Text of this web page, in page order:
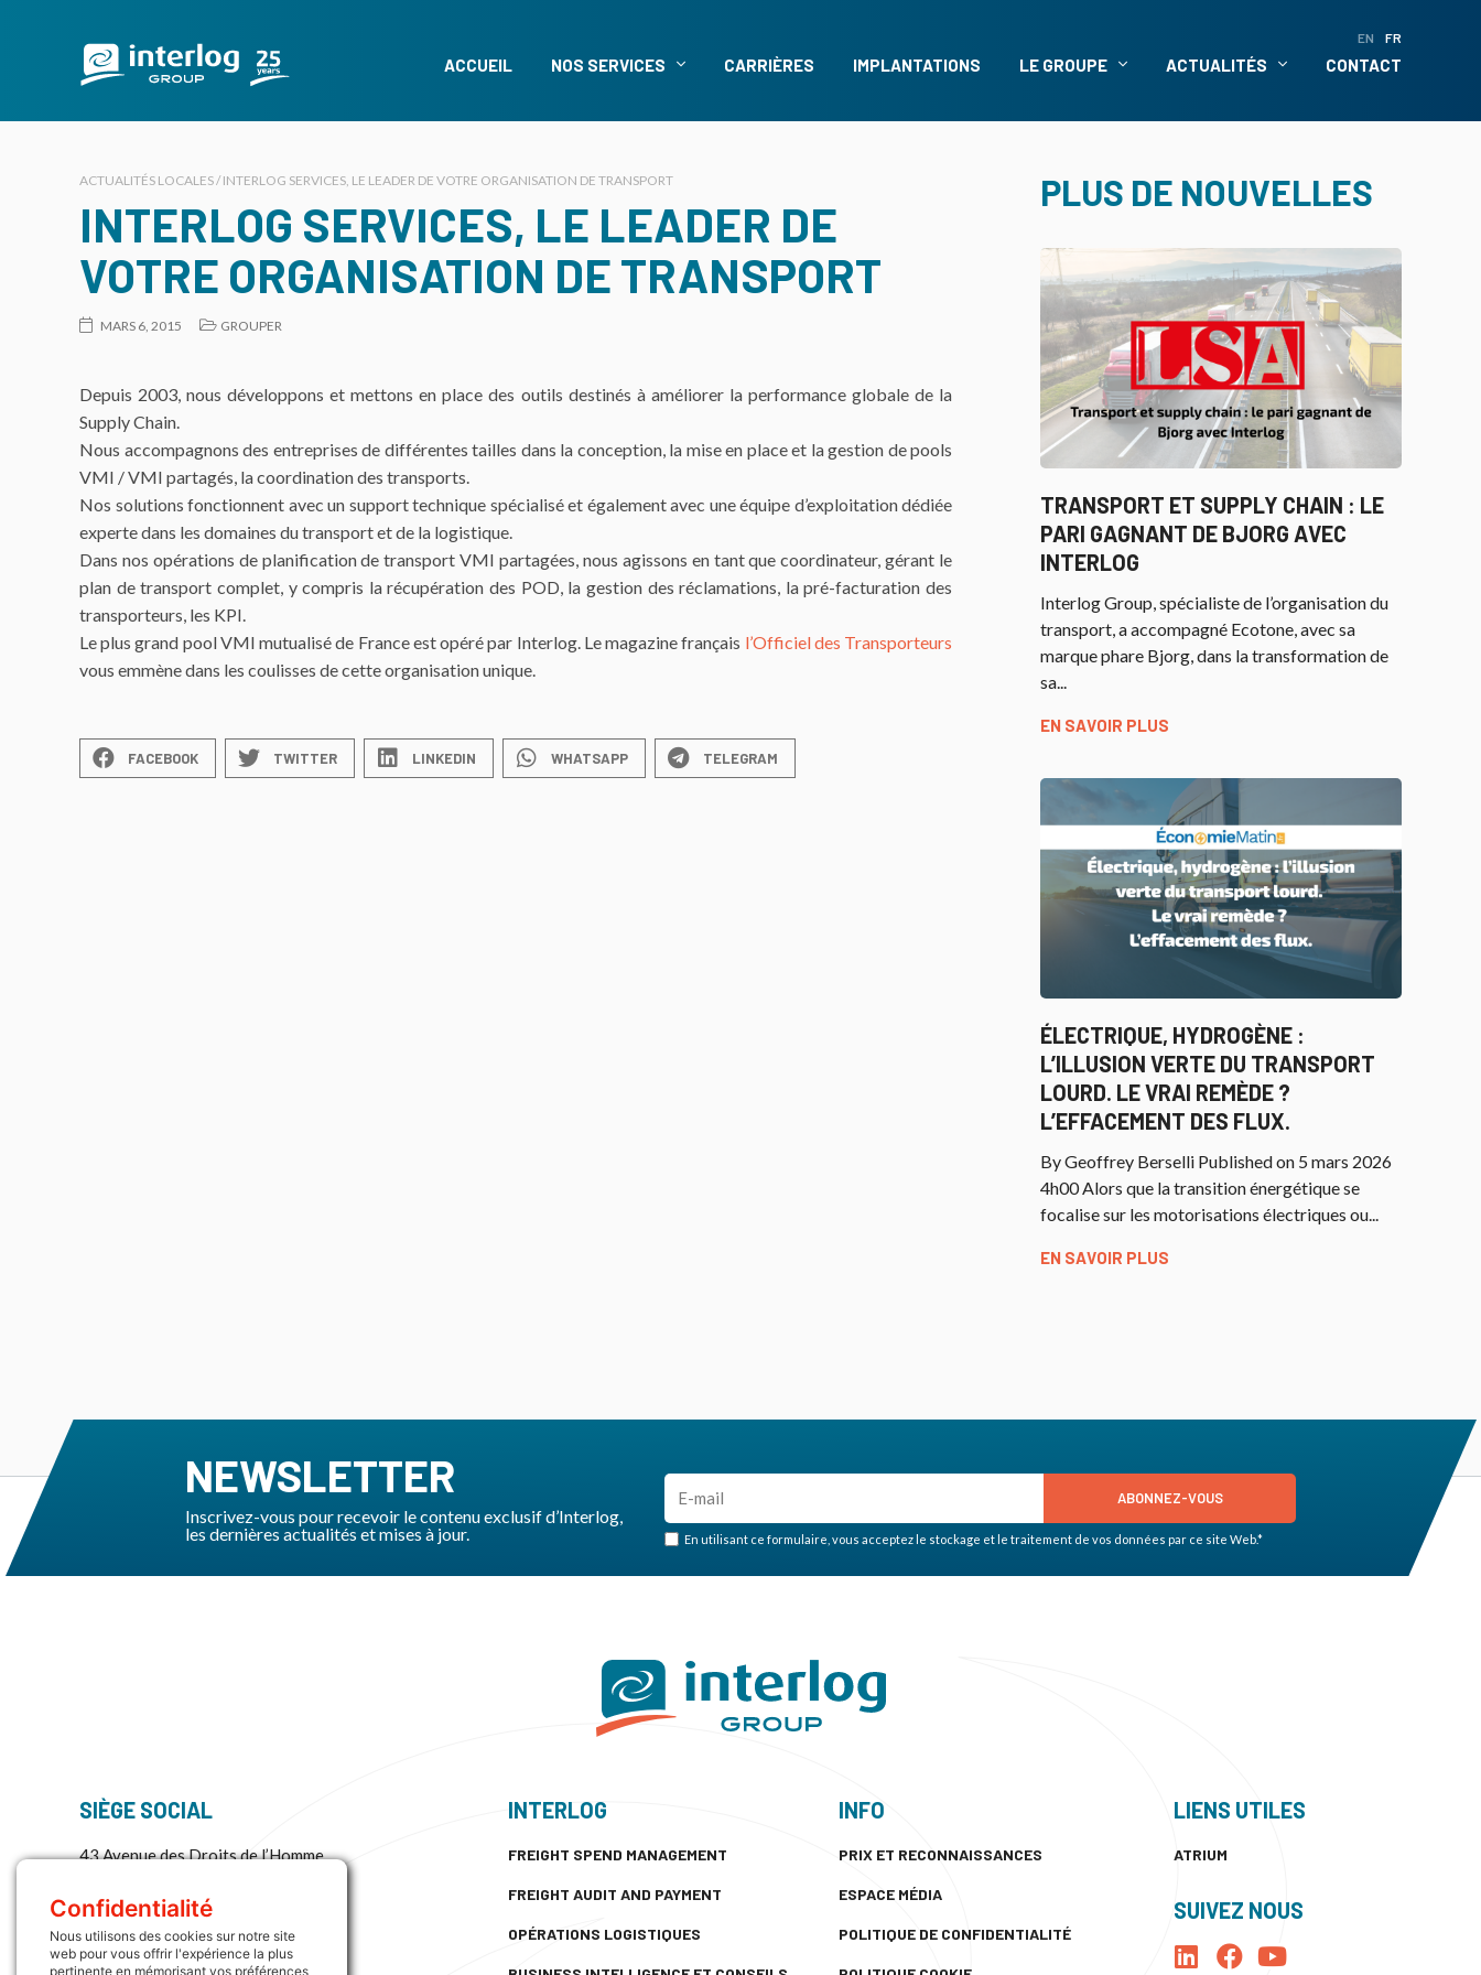
EN FR
ACCUEIL NOS SERVICES CARRIÈRES IMPLANTATIONS LE GROUPE ACTUALITÉS CONTACT
ACTUALITÉS LOCALES / INTERLOG SERVICES, LE LEADER DE VOTRE ORGANISATION DE TRANSPORT
INTERLOG SERVICES, LE LEADER DE
VOTRE ORGANISATION DE TRANSPORT
MARS 6, 2015 GROUPER
Depuis 2003, nous développons et mettons en place des outils destinés à améliorer la performance globale de la
Supply Chain.
Nous accompagnons des entreprises de différentes tailles dans la conception, la mise en place et la gestion de pools
VMI / VMI partagés, la coordination des transports.
Nos solutions fonctionnent avec un support technique spécialisé et également avec une équipe d’exploitation dédiée
experte dans les domaines du transport et de la logistique.
Dans nos opérations de planification de transport VMI partagées, nous agissons en tant que coordinateur, gérant le
plan de transport complet, y compris la récupération des POD, la gestion des réclamations, la pré-facturation des
transporteurs, les KPI.
Le plus grand pool VMI mutualisé de France est opéré par Interlog. Le magazine français l’Officiel des Transporteurs
vous emmène dans les coulisses de cette organisation unique.
FACEBOOK TWITTER LINKEDIN WHATSAPP TELEGRAM
PLUS DE NOUVELLES
TRANSPORT ET SUPPLY CHAIN : LE
PARI GAGNANT DE BJORG AVEC
INTERLOG
Interlog Group, spécialiste de l’organisation du
transport, a accompagné Ecotone, avec sa
marque phare Bjorg, dans la transformation de
sa...
EN SAVOIR PLUS
ÉLECTRIQUE, HYDROGÈNE :
L’ILLUSION VERTE DU TRANSPORT
LOURD. LE VRAI REMÈDE ?
L’EFFACEMENT DES FLUX.
By Geoffrey Berselli Published on 5 mars 2026
4h00 Alors que la transition énergétique se
focalise sur les motorisations électriques ou...
EN SAVOIR PLUS
NEWSLETTER
Inscrivez-vous pour recevoir le contenu exclusif d’Interlog,
les dernières actualités et mises à jour.
En utilisant ce formulaire, vous acceptez le stockage et le traitement de vos données par ce site Web.*
ABONNEZ-VOUS
SIÈGE SOCIAL
43 Avenue des Droits de l’Homme
La France
Plus d’informations :
+33 (0) 2 38 73 64 33
INTERLOG
FREIGHT SPEND MANAGEMENT
FREIGHT AUDIT AND PAYMENT
OPÉRATIONS LOGISTIQUES
INFO
PRIX ET RECONNAISSANCES
ESPACE MÉDIA
POLITIQUE DE CONFIDENTIALITÉ
LIENS UTILES
ATRIUM
SUIVEZ NOUS
Confidentialité
Nous utilisons des cookies sur notre site
web pour vous offrir l'expérience la plus
pertinente en mémorisant vos préférences